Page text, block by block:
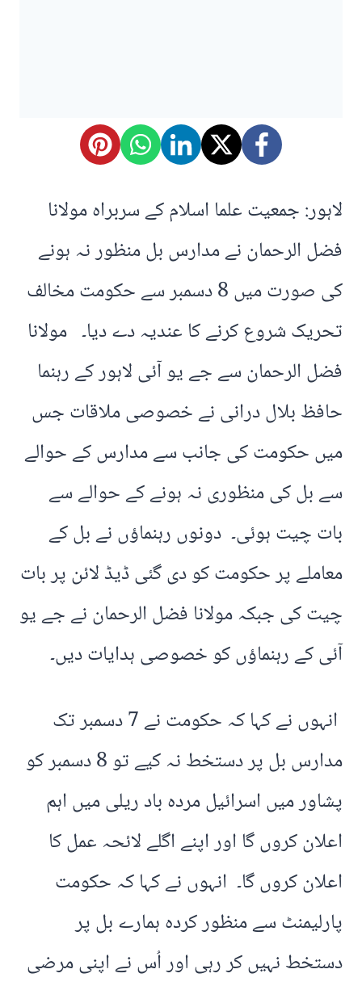
لاہور: جمعیت علما اسلام کے سربراہ مولانا
فضل الرحمان نے مدارس بل منظور نہ ہونے
کی صورت میں 8 دسمبر سے حکومت مخالف
تحریک شروع کرنے کا عندیہ دے دیا۔ مولانا
فضل الرحمان سے جے یو آئی لاہور کے رہنما
حافظ بلال درانی نے خصوصی ملاقات جس
میں حکومت کی جانب سے مدارس کے حوالے
سے بل کی منظوری نہ ہونے کے حوالے سے
بات چیت ہوئی۔ دونوں رہنماؤں نے بل کے
معاملے پر حکومت کو دی گئی ڈیڈ لائن پر بات
چیت کی جبکہ مولانا فضل الرحمان نے جے یو
آئی کے رہنماؤں کو خصوصی ہدایات دیں۔
انہوں نے کہا کہ حکومت نے 7 دسمبر تک
مدارس بل پر دستخط نہ کیے تو 8 دسمبر کو
پشاور میں اسرائیل مردہ باد ریلی میں اہم
اعلان کروں گا اور اپنے اگلے لائحہ عمل کا
اعلان کروں گا۔ انہوں نے کہا کہ حکومت
پارلیمنٹ سے منظور کردہ ہمارے بل پر
دستخط نہیں کر رہی اور اُس نے اپنی مرضی